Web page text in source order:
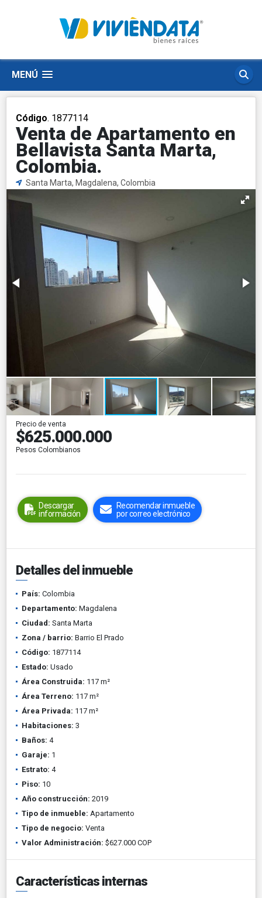
MENÚ
Código. 1877114
Venta de Apartamento en
Bellavista Santa Marta,
Colombia.
Santa Marta, Magdalena, Colombia
Precio de venta
$625.000.000
Pesos Colombianos
Descargar
información
Recomendar inmueble
por correo electrónico
Detalles del inmueble
País: Colombia
Departamento: Magdalena
Ciudad: Santa Marta
Zona / barrio: Barrio El Prado
Código: 1877114
Estado: Usado
Área Construida: 117 m²
Área Terreno: 117 m²
Área Privada: 117 m²
Habitaciones: 3
Baños: 4
Garaje: 1
Estrato: 4
Piso: 10
Año construcción: 2019
Tipo de inmueble: Apartamento
Tipo de negocio: Venta
Valor Administración: $627.000 COP
Características internas